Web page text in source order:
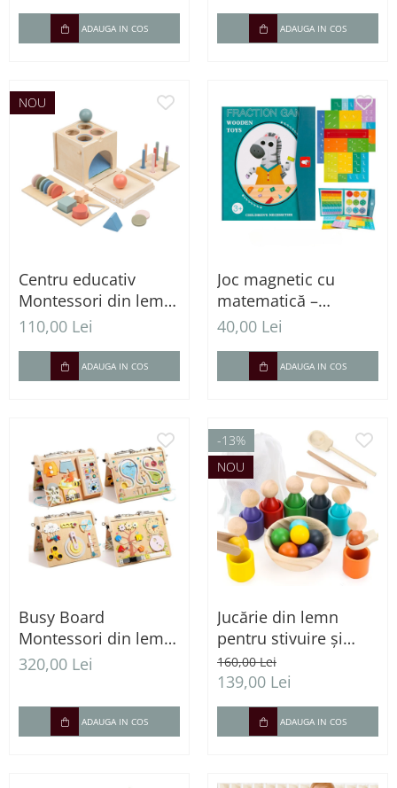
marcat și accesorii
ADAUGA IN COS
jocuri de rolADAUGA IN COS
NOU
Centru educativ
Montessori din lemn
4 în 1 pentru
formelor
110,00 Lei
ADAUGA IN COS
Joc magnetic cu
matematică –
Fracțiile și părțile
40,00 Lei
ADAUGA IN COS
Busy Board
Montessori din lemn
cu lumini LED și 4
320,00 Lei
ADAUGA IN COS
-13%
NOU
Jucărie din lemn
pentru stivuire și
sortare – Forme și
culori, 2 ani+
160,00 Lei
139,00 Lei
ADAUGA IN COS